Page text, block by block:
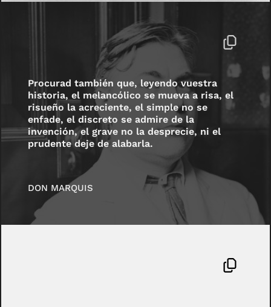
Procurad también que, leyendo vuestra
historia, el melancólico se mueva a risa, el
risueño la acreciente, el simple no se
enfade, el discreto se admire de la
invención, el grave no la desprecie, ni el
prudente deje de alabarla.
DON MARQUIS